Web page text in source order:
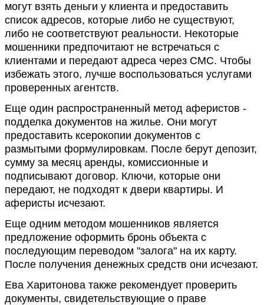
могут взять деньги у клиента и предоставить
список адресов, которые либо не существуют,
либо не соответствуют реальности. Некоторые
мошенники предпочитают не встречаться с
клиентами и передают адреса через СМС. Чтобы
избежать этого, лучше воспользоваться услугами
проверенных агентств.
Еще один распространенный метод аферистов -
подделка документов на жилье. Они могут
предоставить ксерокопии документов с
размытыми формулировкам. После берут депозит,
сумму за месяц аренды, комиссионные и
подписывают договор. Ключи, которые они
передают, не подходят к двери квартиры. И
аферисты исчезают.
Еще одним методом мошенников является
предложение оформить бронь объекта с
последующим переводом "залога" на их карту.
После получения денежных средств они исчезают.
Ева Харитонова также рекомендует проверить
документы, свидетельствующие о праве